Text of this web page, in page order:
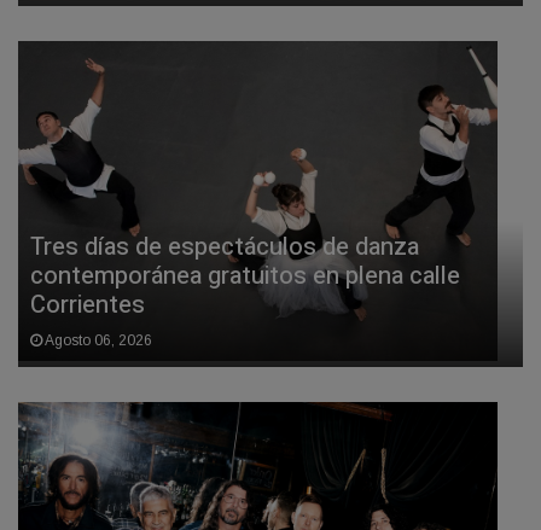
Tres días de espectáculos de danza
contemporánea gratuitos en plena calle
Corrientes
Agosto 06, 2026